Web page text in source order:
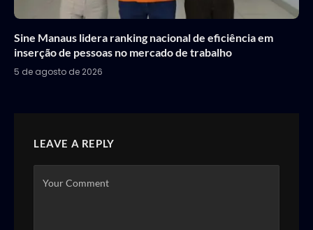
Sine Manaus lidera ranking nacional de eficiência em
inserção de pessoas no mercado de trabalho
5 de agosto de 2026
LEAVE A REPLY